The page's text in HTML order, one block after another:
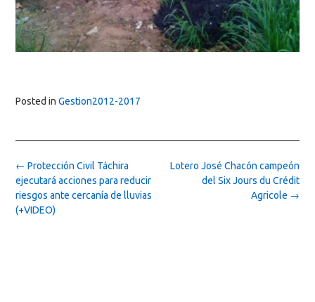
Posted in Gestion2012-2017
Post
navigation
Lotero José Chacón campeón
del Six Jours du Crédit
Agricole →
← Protección Civil Táchira
ejecutará acciones para reducir
riesgos ante cercanía de lluvias
(+VIDEO)